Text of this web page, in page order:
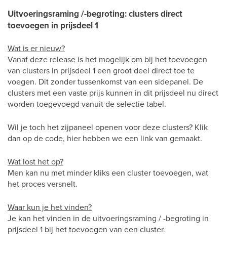
Uitvoeringsraming /-begroting: clusters direct
toevoegen in prijsdeel 1
Wat is er nieuw?
Vanaf deze release is het mogelijk om bij het toevoegen
van clusters in prijsdeel 1 een groot deel direct toe te
voegen. Dit zonder tussenkomst van een sidepanel. De
clusters met een vaste prijs kunnen in dit prijsdeel nu direct
worden toegevoegd vanuit de selectie tabel.
Wil je toch het zijpaneel openen voor deze clusters? Klik
dan op de code, hier hebben we een link van gemaakt.
Wat lost het op?
Men kan nu met minder kliks een cluster toevoegen, wat
het proces versnelt.
Waar kun je het vinden?
Je kan het vinden in de uitvoeringsraming / -begroting in
prijsdeel 1 bij het toevoegen van een cluster.